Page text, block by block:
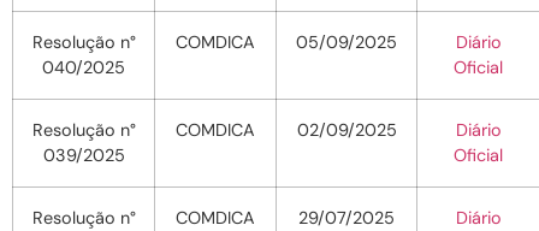
Resolução n°
040/2025
COMDICA 05/09/2025
Diário
Oficial
Resolução n°
039/2025
COMDICA 02/09/2025
Diário
Oficial
Resolução n°
COMDICA 29/07/2025
Diário